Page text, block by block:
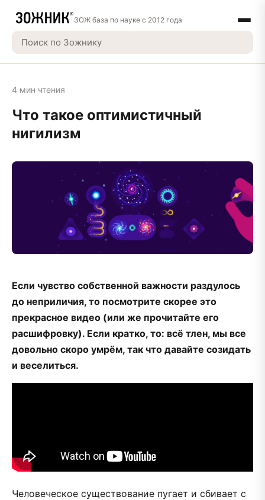
ЗОЖ база по науке с 2012 года
4 мин чтения
Что такое оптимистичный
нигилизм
Если чувство собственной важности раздулось
до неприличия, то посмотрите скорее это
прекрасное видео (или же прочитайте его
расшифровку). Если кратко, то: всё тлен, мы все
довольно скоро умрём, так что давайте созидать
и веселиться.
Человеческое существование пугает и сбивает с